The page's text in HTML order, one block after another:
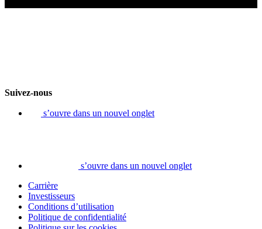
Suivez-nous
s’ouvre dans un nouvel onglet
s’ouvre dans un nouvel onglet
Carrière
Investisseurs
Conditions d’utilisation
Politique de confidentialité